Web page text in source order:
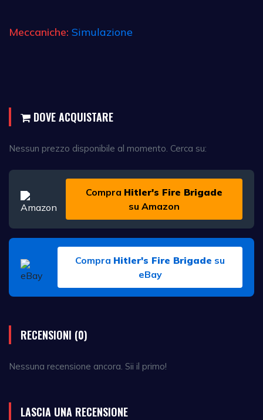
Meccaniche: Simulazione
DOVE ACQUISTARE
Nessun prezzo disponibile al momento. Cerca su:
Compra Hitler's Fire Brigade
su Amazon
Compra Hitler's Fire Brigade su
eBay
RECENSIONI (0)
Nessuna recensione ancora. Sii il primo!
LASCIA UNA RECENSIONE